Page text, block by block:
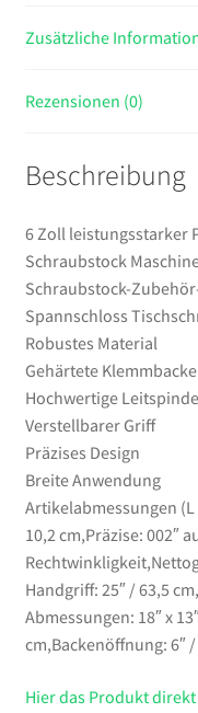
Zoll
Präzisions-
Menge
Zusätzliche
Rezensionen (0)
Beschreibung
6 Zoll leistungsstarker
Schraubstock
Schraubstock-
Spannschloss
Robustes Material
Gehärtete Klemmbacke
Hochwertige
Verstellbarer Griff
Präzises Design
Breite Anwendung
Artikelabmessungen (L
10,2 cm,Präzise: 002″
Handgriff: 25″ / 63,5
Abmessungen: 18″ x
cm,Backenöffnung: 6″
Hier das Produkt direkt